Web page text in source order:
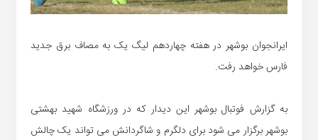
ایرانجوان بوشهر در هفته چهاردهم لیگ یک به مصاف برق جدید
فارس خواهد رفت.
به گزارش فوتبال بوشهر این دیدار که در ورزشگاه شهید بهشتی
بوشهر برگزار می شود برای دلگرم و شاگردانش می تواند یک چالش